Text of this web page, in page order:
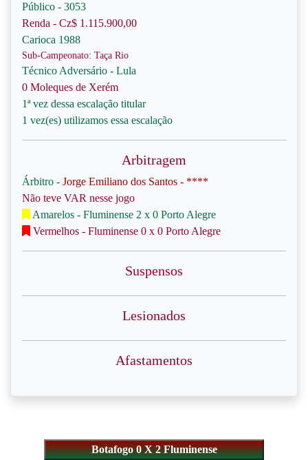
Público - 3053
Renda - Cz$ 1.115.900,00
Carioca 1988
Sub-Campeonato: Taça Rio
Técnico Adversário - Lula
0 Moleques de Xerém
1ª vez dessa escalação titular
1 vez(es) utilizamos essa escalação
Arbitragem
Árbitro - Jorge Emiliano dos Santos - ****
Não teve VAR nesse jogo
Amarelos - Fluminense 2 x 0 Porto Alegre
Vermelhos - Fluminense 0 x 0 Porto Alegre
Suspensos
Lesionados
Afastamentos